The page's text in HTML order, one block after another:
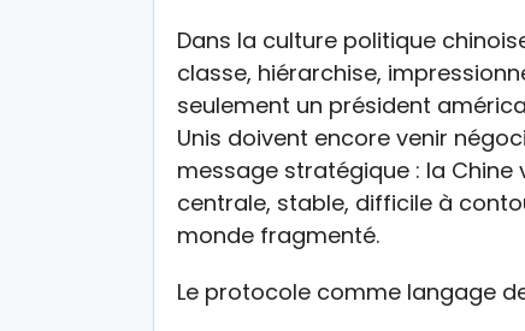
Dans la culture politique
classe, hiérarchise,
seulement un président
Unis doivent encore venir
message stratégique : la
centrale, stable, difficile à
monde fragmenté.
Le protocole comme langage